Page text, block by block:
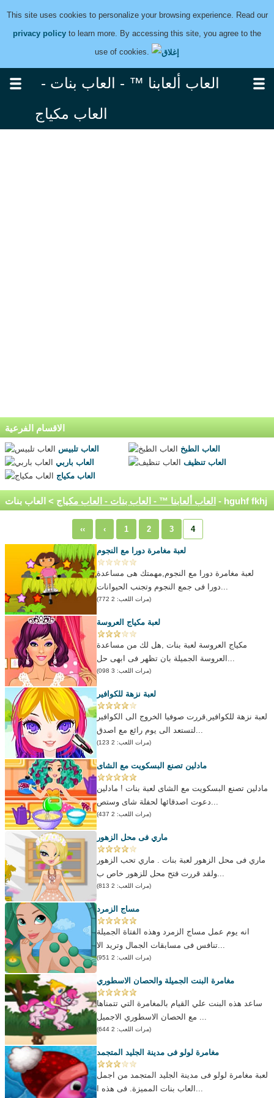
This site uses cookies to personalize your browsing experience. Read our
privacy policy to learn more. By accessing this site, you agree to the
use of cookies.
العاب ألعابنا ™ - العاب بنات -
العاب مكياج
الاقسام الفرعية
العاب تلبيس
العاب الطبخ
العاب باربي
العاب تنظيف
العاب مكياج
العاب ألعابنا ™ - العاب بنات - العاب مكياج > العاب بنات - hguhf fkhj
‹‹ ‹ 1 2 3 4
لعبة مغامرة دورا مع النجوم
لعبة مغامرة دورا مع النجوم,مهمتك هى مساعدة
(مرات اللعب: 2 772)
لعبة مكياج العروسة
مكياج العروسة لعبة بنات ,هل لك من مساعدة
(مرات اللعب: 3 098)
لعبة نزهة للكوافير
لعبة نزهة للكوافير,قررت صوفيا الخروج الى الكوافير
(مرات اللعب: 2 123)
مادلين تصنع البسكويت مع الشاى
مادلين تصنع البسكويت مع الشاى لعبة بنات ! مادلين
(مرات اللعب: 2 437)
ماري فى محل الزهور
ماري فى محل الزهور لعبة بنات . ماري تحب الزهور
(مرات اللعب: 2 813)
مساج الزمرد
انه يوم عمل مساج الزمرد وهذه الفتاة الجميلة
(مرات اللعب: 2 951)
مغامرة البنت الجميلة والحصان الاسطوري
ساعد هذه البنت علي القيام بالمغامرة التي تتمناها
(مرات اللعب: 2 644)
مغامرة لولو فى مدينة الجليد المتجمد
لعبة مغامرة لولو فى مدينة الجليد المتجمد من اجمل